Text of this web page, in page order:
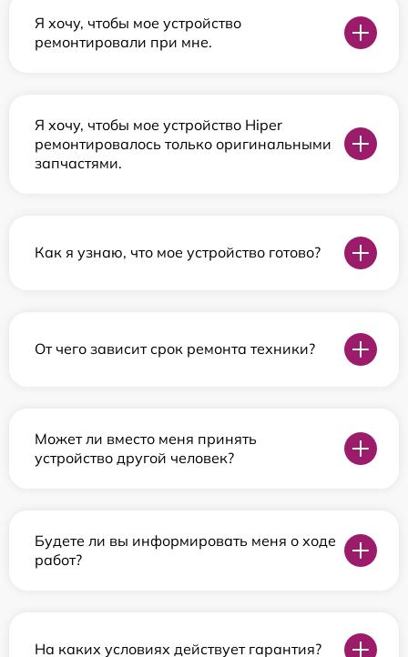
Я хочу, чтобы мое устройство
ремонтировали при мне.
Я хочу, чтобы мое устройство Hiper
ремонтировалось только оригинальными
запчастями.
Как я узнаю, что мое устройство готово?
От чего зависит срок ремонта техники?
Может ли вместо меня принять
устройство другой человек?
Будете ли вы информировать меня о ходе
работ?
На каких условиях действует гарантия?